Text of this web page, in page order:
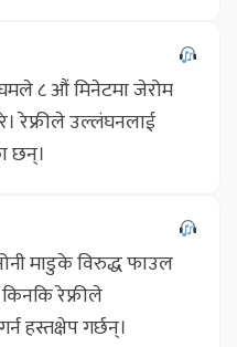
८ औं मिनेटमा जेरोम
रेफ्रीले उल्लंघनलाई
छन्।
माडुके विरुद्ध फाउल
रेफ्रीले
हस्तक्षेप गर्छन्।